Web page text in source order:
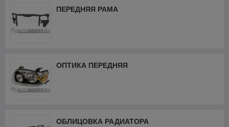
ПЕРЕДНЯЯ РАМА
ОПТИКА ПЕРЕДНЯЯ
ОБЛИЦОВКА РАДИАТОРА